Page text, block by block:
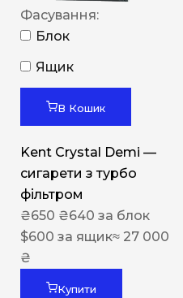
Фасування:
Блок
Ящик
В Кошик
Kent Crystal Demi —
сигарети з турбо
фільтром
₴650 ₴640 за блок
$600 за ящик≈ 27 000
₴
Купити